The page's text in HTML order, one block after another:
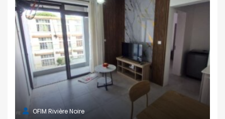
OFIM Rivière Noire